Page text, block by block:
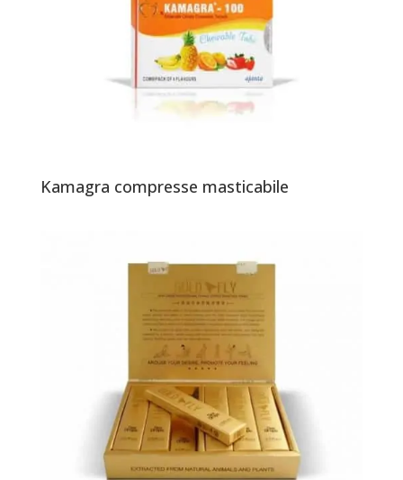
Kamagra compresse masticabile